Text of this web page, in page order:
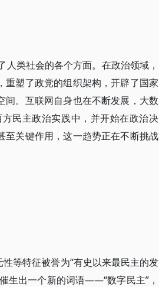
类社会的各个方面。在政治领域，
塑了政党的组织架构，开辟了国家
间。互联网自身也在不断发展，大数
民主政治实践中，并开始在政治决
至关键作用，这一趋势正在不断挑战
等特征被誉为“有史以来最民主的发
生出一个新的词语——“数字民主”，